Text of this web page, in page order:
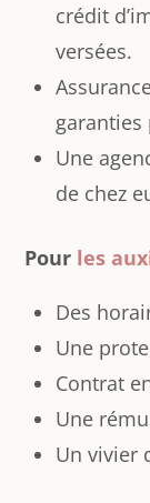
crédit
versées.
garanties
Une
de chez
Pour les
Des
Une
Contrat
Une
Un vivier